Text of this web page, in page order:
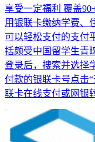
享受一定福利 覆盖
用银联卡缴纳学费、
可以轻松支付的支付
括颇受中国留学生青
登录后，搜索并选择
付款的银联卡号点击
联卡在线支付或网银